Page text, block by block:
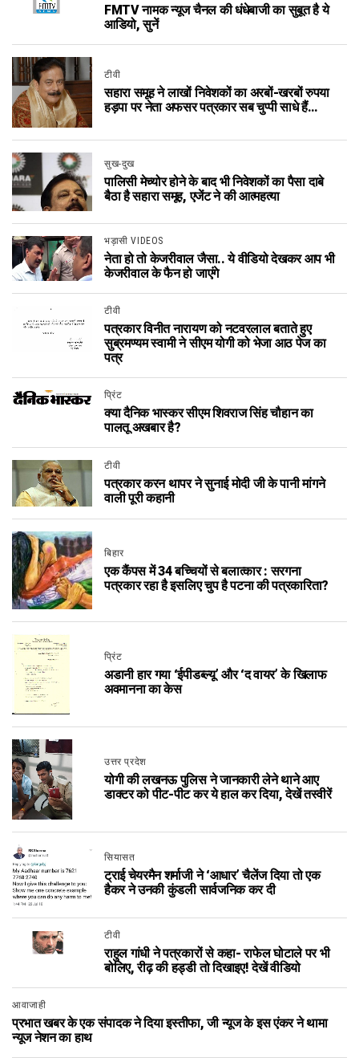
FMTV नामक न्यूज चैनल की धंधेबाजी का सुबूत है ये
आडियो, सुनें
टीवी
सहारा समूह ने लाखों निवेशकों का अरबों-खरबों रुपया
हड़पा पर नेता अफसर पत्रकार सब चुप्पी साधे हैं…
सुख-दुख
पालिसी मेच्योर होने के बाद भी निवेशकों का पैसा दाबे
बैठा है सहारा समूह, एजेंट ने की आत्महत्या
भड़ासी VIDEOS
नेता हो तो केजरीवाल जैसा.. ये वीडियो देखकर आप भी
केजरीवाल के फैन हो जाएंगे
टीवी
पत्रकार विनीत नारायण को नटवरलाल बताते हुए
सुब्रमण्यम स्वामी ने सीएम योगी को भेजा आठ पेज का
पत्र
प्रिंट
क्या दैनिक भास्कर सीएम शिवराज सिंह चौहान का
पालतू अखबार है?
टीवी
पत्रकार करन थापर ने सुनाई मोदी जी के पानी मांगने
वाली पूरी कहानी
बिहार
एक कैंपस में 34 बच्चियों से बलात्कार : सरगना
पत्रकार रहा है इसलिए चुप है पटना की पत्रकारिता?
प्रिंट
अडानी हार गया ‘ईपीडब्ल्यू’ और ‘द वायर’ के खिलाफ
अवमानना का केस
उत्तर प्रदेश
योगी की लखनऊ पुलिस ने जानकारी लेने थाने आए
डाक्टर को पीट-पीट कर ये हाल कर दिया, देखें तस्वीरें
सियासत
ट्राई चेयरमैन शर्माजी ने ‘आधार’ चैलेंज दिया तो एक
हैकर ने उनकी कुंडली सार्वजनिक कर दी
टीवी
राहुल गांधी ने पत्रकारों से कहा- राफेल घोटाले पर भी
बोलिए, रीढ़ की हड्डी तो दिखाइए! देखें वीडियो
आवाजाही
प्रभात खबर के एक संपादक ने दिया इस्तीफा, जी न्यूज के इस एंकर ने थामा
न्यूज नेशन का हाथ